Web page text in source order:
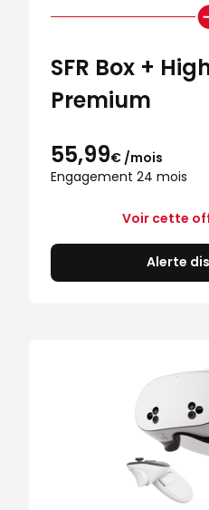
SFR Box +
Premium
55,99€ /mois
Engagement 24 mois
Voir cette
Alerte